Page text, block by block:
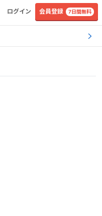
ログイン 会員登録 7日間無料